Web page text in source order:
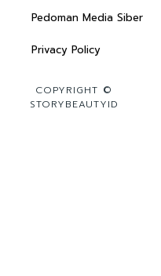
Pedoman Media Siber
Privacy Policy
COPYRIGHT ©
STORYBEAUTYID